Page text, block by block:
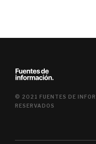
© 2021 FUENTES DE
RESERVADOS